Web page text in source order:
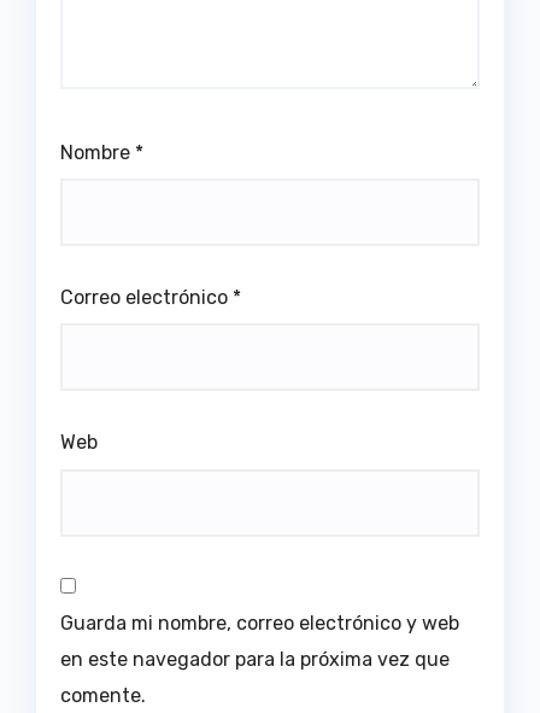
Nombre *
Correo electrónico *
Web
Guarda mi nombre, correo electrónico y web
en este navegador para la próxima vez que
comente.